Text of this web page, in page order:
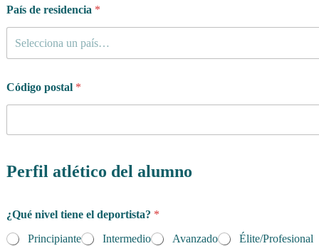
País de residencia *
Selecciona un país…
Código postal *
Perfil atlético del alumno
¿Qué nivel tiene el deportista? *
Principiante
Intermedio Avanzado Élite/Profesional